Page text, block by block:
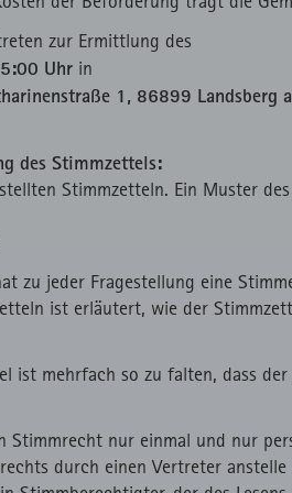
zur Ermittlung des
Uhr in
1, 86899 Landsberg
des Stimmzettels:
Stimmzetteln. Ein Muster des
zu jeder Fragestellung eine
ist erläutert, wie der
ist mehrfach so zu falten, dass
Stimmrecht nur einmal und nur
durch einen Vertreter anstelle
eingebunden Fonts.
Minuten
Session